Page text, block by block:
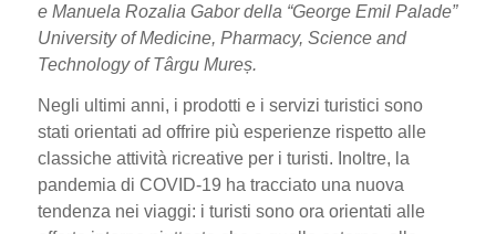
e Manuela Rozalia Gabor della “George Emil Palade”
University of Medicine, Pharmacy, Science and
Technology of Târgu Mureș.
Negli ultimi anni, i prodotti e i servizi turistici sono
stati orientati ad offrire più esperienze rispetto alle
classiche attività ricreative per i turisti. Inoltre, la
pandemia di COVID-19 ha tracciato una nuova
tendenza nei viaggi: i turisti sono ora orientati alle